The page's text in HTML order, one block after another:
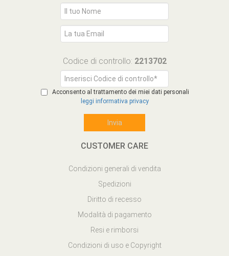
Codice di controllo: 2213702
Acconsento al trattamento dei miei dati personali
leggi informativa privacy
CUSTOMER CARE
Condizioni generali di vendita
Spedizioni
Diritto di recesso
Modalità di pagamento
Resi e rimborsi
Condizioni di uso e Copyright